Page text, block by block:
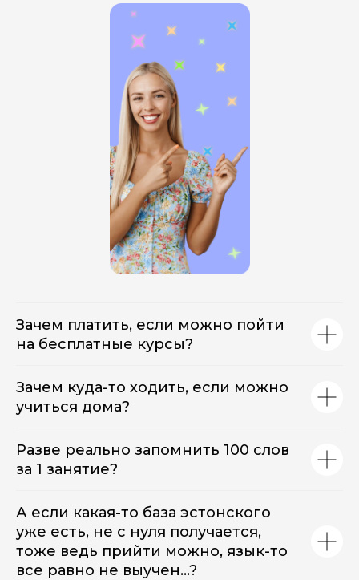
Зачем платить, если можно пойти
на бесплатные курсы?
Зачем куда-то ходить, если можно
учиться дома?
Разве реально запомнить 100 слов
за 1 занятие?
А если какая-то база эстонского
уже есть, не с нуля получается,
тоже ведь прийти можно, язык-то
все равно не выучен...?